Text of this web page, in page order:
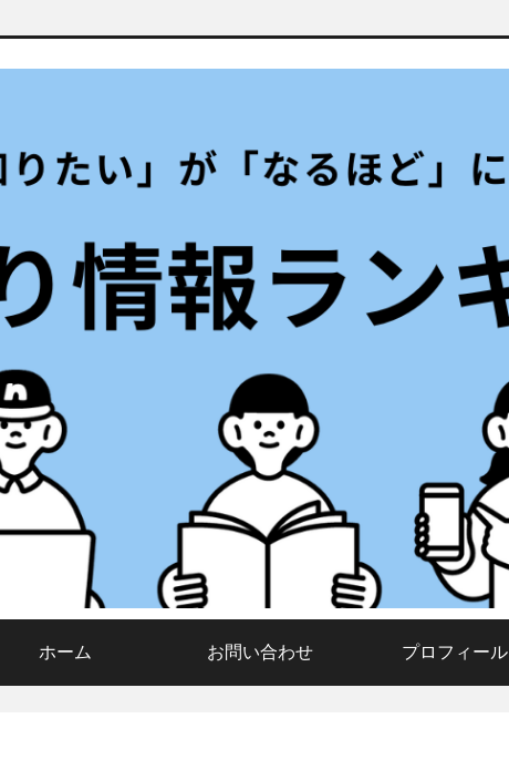
ホーム お問い合わせ プロフィール